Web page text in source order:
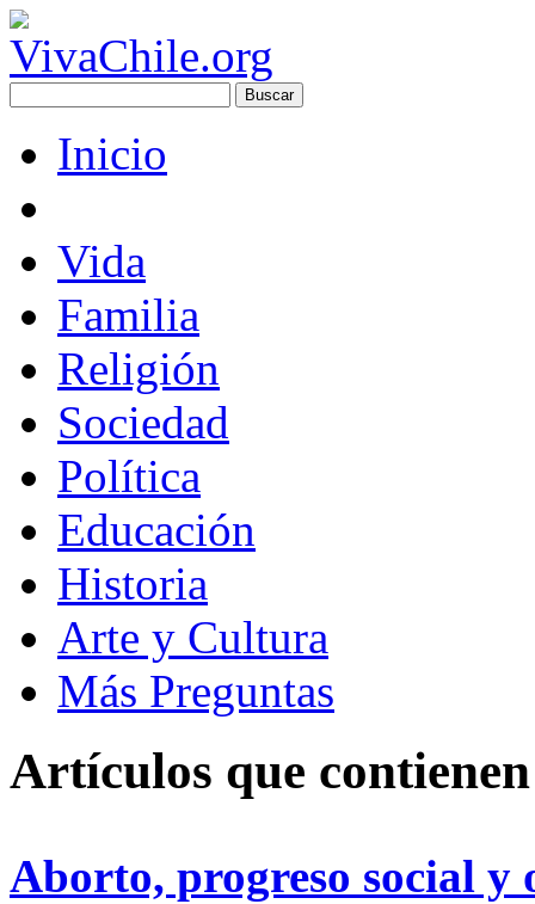
Inicio
Vida
Familia
Religión
Sociedad
Política
Educación
Historia
Arte y Cultura
Más Preguntas
Artículos que
Aborto, progreso social y